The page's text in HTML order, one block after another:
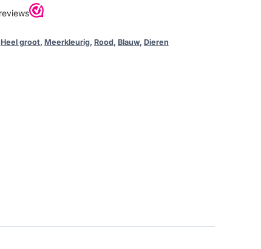
Heel groot, Meerkleurig, Rood, Blauw, Dieren